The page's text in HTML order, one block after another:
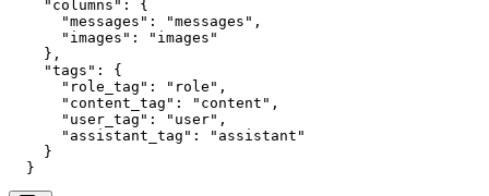
    "columns": {
      "messages": "messages",
      "images": "images"
    },
    "tags": {
      "role_tag": "role",
      "content_tag": "content",
      "user_tag": "user",
      "assistant_tag": "assistant"
    }
  }